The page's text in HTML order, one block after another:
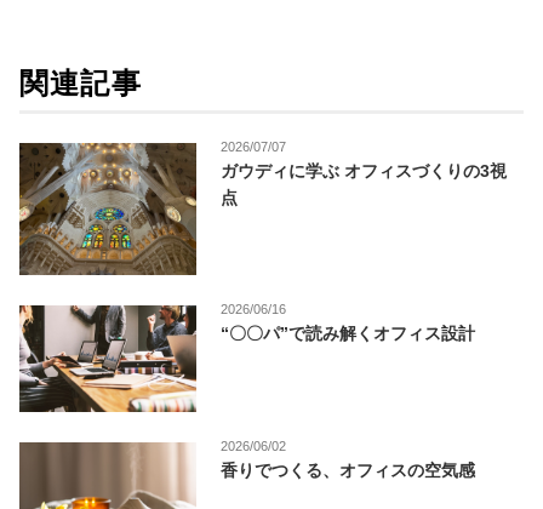
関連記事
2026/07/07
ガウディに学ぶ オフィスづくりの3視
点
2026/06/16
“〇〇パ”で読み解くオフィス設計
2026/06/02
香りでつくる、オフィスの空気感